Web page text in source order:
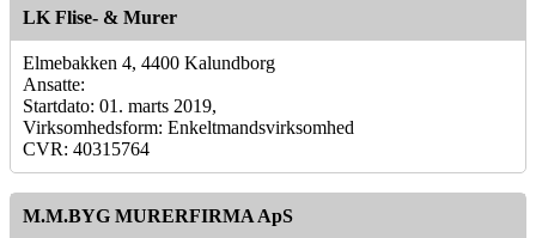
LK Flise- & Murer
Elmebakken 4, 4400 Kalundborg
Ansatte:
Startdato: 01. marts 2019,
Virksomhedsform: Enkeltmandsvirksomhed
CVR: 40315764
M.M.BYG MURERFIRMA ApS